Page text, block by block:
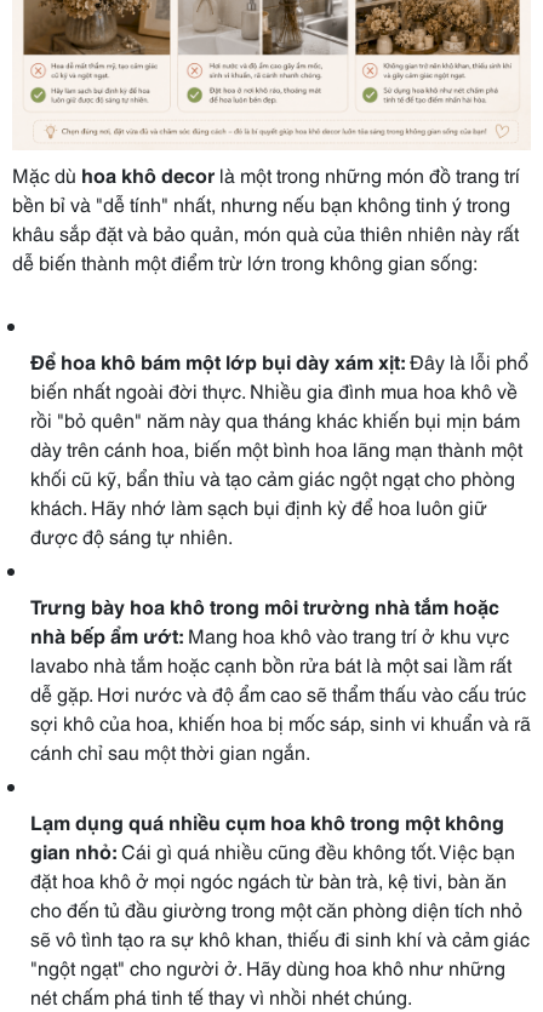
Mặc dù hoa khô decor là một trong những món đồ trang trí
bền bỉ và "dễ tính" nhất, nhưng nếu bạn không tinh ý trong
khâu sắp đặt và bảo quản, món quà của thiên nhiên này rất
dễ biến thành một điểm trừ lớn trong không gian sống:
Để hoa khô bám một lớp bụi dày xám xịt:Đây là lỗi phổ
biến nhất ngoài đời thực. Nhiều gia đình mua hoa khô về
rồi "bỏ quên" năm này qua tháng khác khiến bụi mịn bám
dày trên cánh hoa, biến một bình hoa lãng mạn thành một
khối cũ kỹ, bẩn thỉu và tạo cảm giác ngột ngạt cho phòng
khách. Hãy nhớ làm sạch bụi định kỳ để hoa luôn giữ
được độ sáng tự nhiên.
Trưng bày hoa khô trong môi trường nhà tắm hoặc
nhà bếp ẩm ướt: Mang hoa khô vào trang trí ở khu vực
lavabo nhà tắm hoặc cạnh bồn rửa bát là một sai lầm rất
dễ gặp. Hơi nước và độ ẩm cao sẽ thẩm thấu vào cấu trúc
sợi khô của hoa, khiến hoa bị mốc sáp, sinh vi khuẩn và rã
cánh chỉ sau một thời gian ngắn.
Lạm dụng quá nhiều cụm hoa khô trong một không
gian nhỏ:Cái gì quá nhiều cũng đều không tốt. Việc bạn
đặt hoa khô ở mọi ngóc ngách từ bàn trà, kệ tivi, bàn ăn
cho đến tủ đầu giường trong một căn phòng diện tích nhỏ
sẽ vô tình tạo ra sự khô khan, thiếu đi sinh khí và cảm giác
"ngột ngạt" cho người ở. Hãy dùng hoa khô như những
nét chấm phá tinh tế thay vì nhồi nhét chúng.